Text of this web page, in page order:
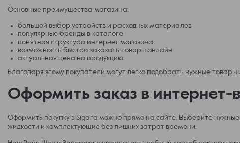
Основные преимущества магазина:
большой выбор устройств и расходных материалов
популярные бренды в каталоге
понятная структура интернет магазина
возможность быстро заказать товары онлайн
актуальная цена на продукцию
Благодаря этому покупатели могут легко подобрать нужные товары
Оформить заказ в интернет-
Оформить покупку в Sigara можно прямо на сайте. Выберите нужные
жидкости и комплектующие без лишних затрат времени.